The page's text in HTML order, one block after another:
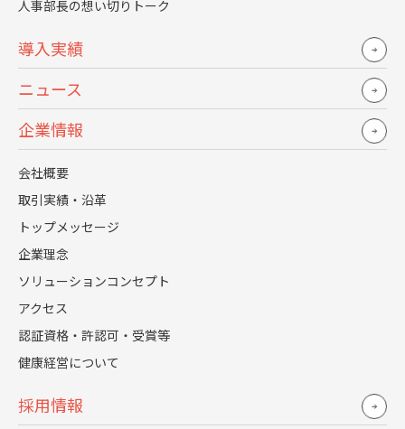
人事部長の想い切りトーク
導入実績
ニュース
企業情報
会社概要
取引実績・沿革
トップメッセージ
企業理念
ソリューションコンセプト
アクセス
認証資格・許認可・受賞等
健康経営について
採用情報
定額減税（令和６年）事業者の対応とQ&A 海外赴任
者はどうする？
詳しく見る
採用コラム
採用代行(RPO)と人材紹介の違いとは？メリットや
行政への許可など8つの観点から解説